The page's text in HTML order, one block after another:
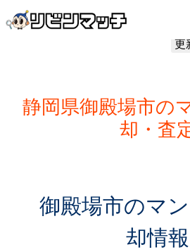
更
静岡県御殿場市の
却・査
御殿場市のマ
却情報